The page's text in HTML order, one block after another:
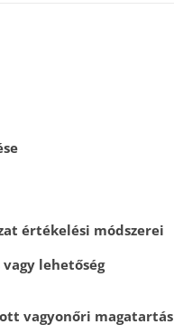
értékelési módszerei
lehetőség
vagyonőri magatartás